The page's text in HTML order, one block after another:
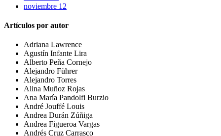
noviembre 12
Artículos por autor
Adriana Lawrence
Agustín Infante Lira
Alberto Peña Cornejo
Alejandro Führer
Alejandro Torres
Alina Muñoz Rojas
Ana María Pandolfi Burzio
André Jouffé Louis
Andrea Durán Zúñiga
Andrea Figueroa Vargas
Andrés Cruz Carrasco